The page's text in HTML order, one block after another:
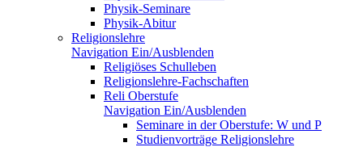
Physik-Seminare
Physik-Abitur
Religionslehre
Navigation Ein/Ausblenden
Religiöses Schulleben
Religionslehre-Fachschaften
Reli Oberstufe
Navigation Ein/Ausblenden
Seminare in der Oberstufe: W und P
Studienvorträge Religionslehre